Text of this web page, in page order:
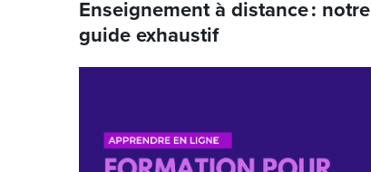
Enseignement à distance : notre
guide exhaustif